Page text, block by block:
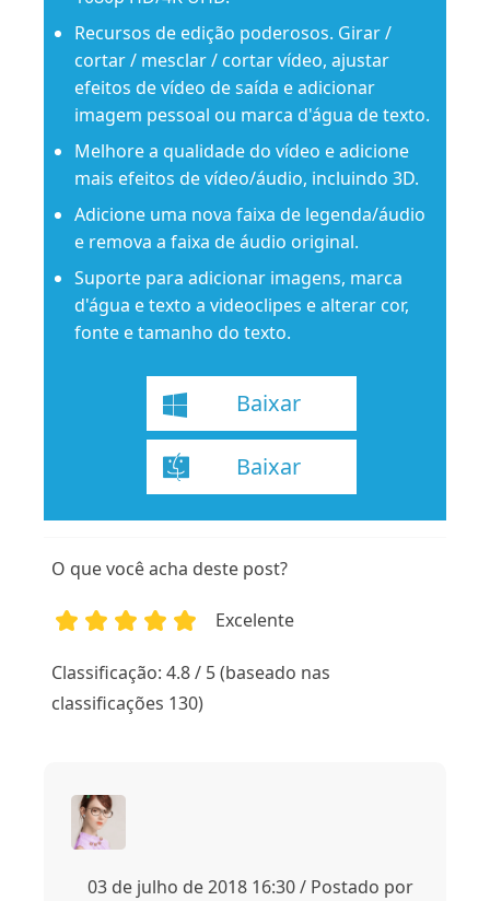
Recursos de edição poderosos. Girar /
cortar / mesclar / cortar vídeo, ajustar
efeitos de vídeo de saída e adicionar
imagem pessoal ou marca d'água de texto.
Melhore a qualidade do vídeo e adicione
mais efeitos de vídeo/áudio, incluindo 3D.
Adicione uma nova faixa de legenda/áudio
e remova a faixa de áudio original.
Suporte para adicionar imagens, marca
d'água e texto a videoclipes e alterar cor,
fonte e tamanho do texto.
Baixar
Baixar
O que você acha deste post?
Excelente
Classificação: 4.8 / 5 (baseado nas
classificações 130)
03 de julho de 2018 16:30 / Postado por